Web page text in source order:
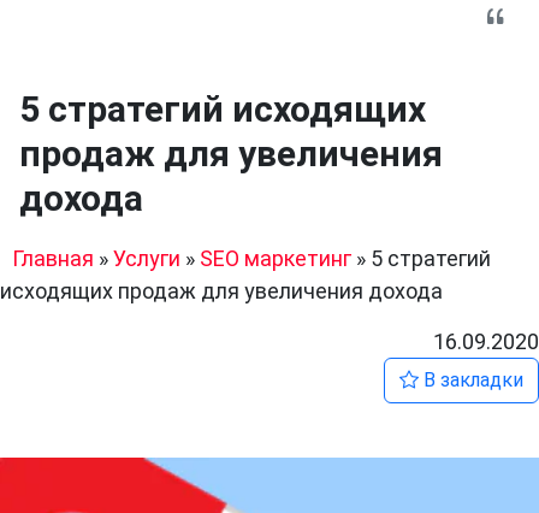
5 стратегий исходящих
продаж для увеличения
дохода
Главная »Услуги » SEO маркетинг » 5 стратегий
исходящих продаж для увеличения дохода
16.09.2020
В закладки